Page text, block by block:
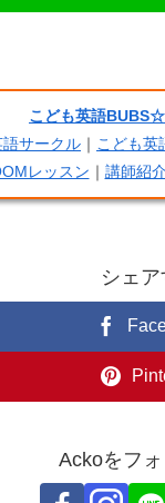
こども英語
サークル ｜ こども英
レッスン ｜ 講師紹
シェア
Ackoをフ